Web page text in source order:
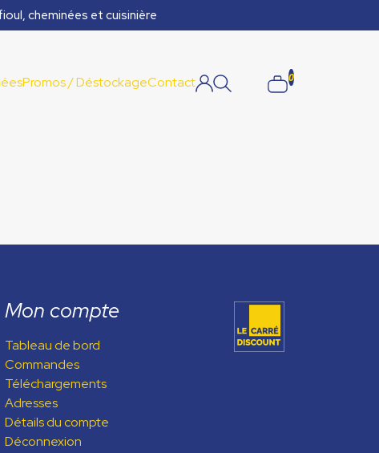
cheminées et cuisinière
Promos / DéstockageContact 0
Mon compte
Tableau de bord
Commandes
Téléchargements
Adresses
Détails du compte
Déconnexion